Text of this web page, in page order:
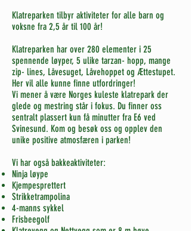
Klatreparken tilbyr aktiviteter for alle barn og
voksne fra 2,5 år til 100 år!
Klatreparken har over 280 elementer i 25
spennende løyper, 5 ulike tarzan- hopp, mange
zip- lines, Låvesuget, Låvehoppet og Ættestupet.
Her vil alle kunne finne utfordringer!
Vi mener å være Norges kuleste klatrepark der
glede og mestring står i fokus. Du finner oss
sentralt plassert kun få minutter fra E6 ved
Svinesund. Kom og besøk oss og opplev den
unike positive atmosfæren i parken!
Vi har også bakkeaktiviteter:
Ninja løype
Kjempesprettert
Strikketrampolina
4-manns sykkel
Frisbeegolf